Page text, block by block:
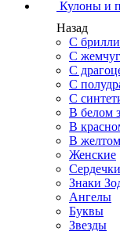
Кулоны и
Назад
С
С
С
С
С
В белом
В
В желтом
Женские
Сердечки
Знаки
Ангелы
Буквы
Звезды